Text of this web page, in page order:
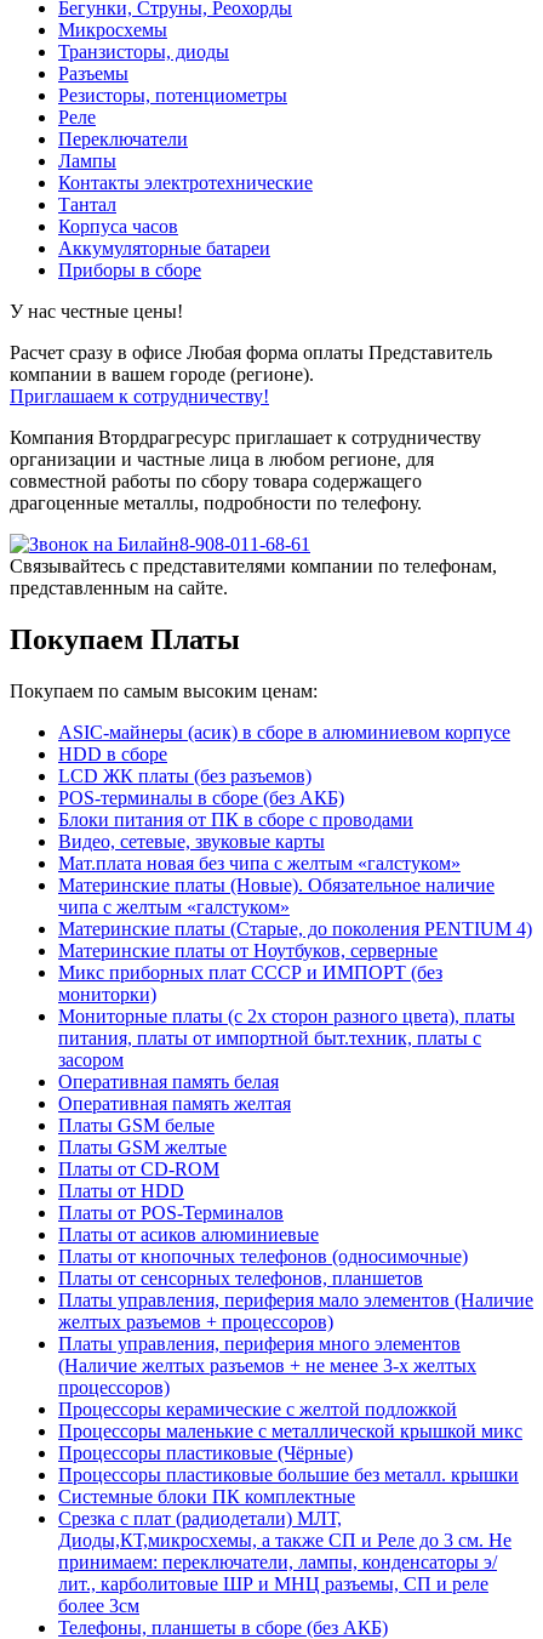
Бегунки, Струны, Реохорды
Микросхемы
Транзисторы, диоды
Разъемы
Резисторы, потенциометры
Реле
Переключатели
Лампы
Контакты электротехнические
Тантал
Корпуса часов
Аккумуляторные батареи
Приборы в сборе
У нас честные цены!
Расчет сразу в офисе Любая форма оплаты Представитель
компании в вашем городе (регионе).
Приглашаем к сотрудничеству!
Компания Втордрагресурс приглашает к сотрудничеству
организации и частные лица в любом регионе, для
совместной работы по сбору товара содержащего
драгоценные металлы, подробности по телефону.
8-908-011-68-61
Связывайтесь с представителями компании по телефонам,
представленным на сайте.
Покупаем Платы
Покупаем по самым высоким ценам:
ASIC-майнеры (асик) в сборе в алюминиевом корпусе
HDD в сборе
LCD ЖК платы (без разъемов)
POS-терминалы в сборе (без АКБ)
Блоки питания от ПК в сборе с проводами
Видео, сетевые, звуковые карты
Мат.плата новая без чипа с желтым «галстуком»
Материнские платы (Новые). Обязательное наличие
чипа с желтым «галстуком»
Материнские платы (Старые, до поколения PENTIUM 4)
Материнские платы от Ноутбуков, серверные
Микс приборных плат СССР и ИМПОРТ (без
мониторки)
Мониторные платы (с 2х сторон разного цвета), платы
питания, платы от импортной быт.техник, платы с
засором
Оперативная память белая
Оперативная память желтая
Платы GSM белые
Платы GSM желтые
Платы от CD-ROM
Платы от HDD
Платы от POS-Терминалов
Платы от асиков алюминиевые
Платы от кнопочных телефонов (односимочные)
Платы от сенсорных телефонов, планшетов
Платы управления, периферия мало элементов (Наличие
желтых разъемов + процессоров)
Платы управления, периферия много элементов
(Наличие желтых разъемов + не менее 3-х желтых
процессоров)
Процессоры керамические с желтой подложкой
Процессоры маленькие с металлической крышкой микс
Процессоры пластиковые (Чёрные)
Процессоры пластиковые большие без металл. крышки
Системные блоки ПК комплектные
Срезка с плат (радиодетали) МЛТ,
Диоды,КТ,микросхемы, а также СП и Реле до 3 см. Не
принимаем: переключатели, лампы, конденсаторы э/
лит., карболитовые ШР и МНЦ разъемы, СП и реле
более 3см
Телефоны, планшеты в сборе (без АКБ)